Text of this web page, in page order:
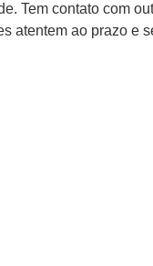
Tem contato com
atentem ao prazo e